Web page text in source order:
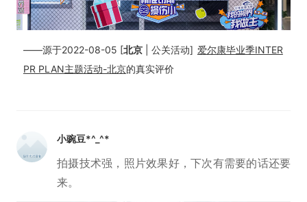
——源于2022-08-05 [北京| 公关活动] 爱尔康毕业季INTER
PR PLAN主题活动-北京的真实评价
小豌豆*^_^*
拍摄技术强，照片效果好，下次有需要的话还要
来。